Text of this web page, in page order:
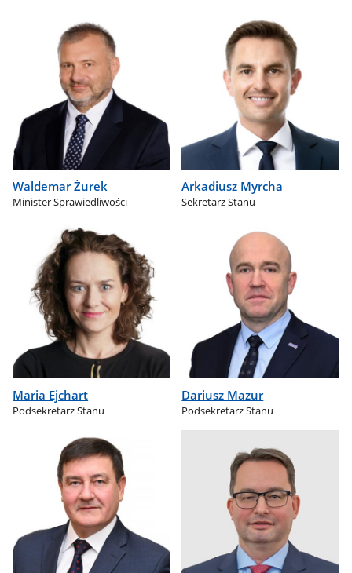
Waldemar Żurek
Minister Sprawiedliwości
Arkadiusz Myrcha
Sekretarz Stanu
Maria Ejchart
Podsekretarz Stanu
Dariusz Mazur
Podsekretarz Stanu